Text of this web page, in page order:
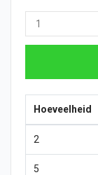
Hoeveelheid
2
5